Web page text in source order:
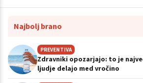
Najbolj brano
PREVENTIVA
Zdravniki opozarjajo: to je
ljudje delajo med vročino